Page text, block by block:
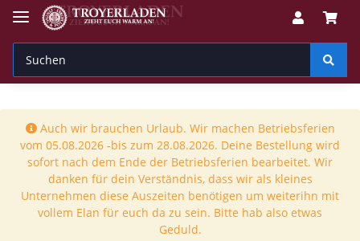
Auch wir brauchen Urlaub. Wir machen Betriebsferien
vom 05.08.2026 -bis zum 28.08.2026. Deine Bestellung wird
sofort nach dem Ende der Betriebsferien bearbeitet. Wir
danken für dein Verständnis, dass wir als kleines
Unternehmen diese Auszeiten benötigen um weiterihn mit
vollem Elan für euch da zu sein. Bitte hab also etwas
Geduld.